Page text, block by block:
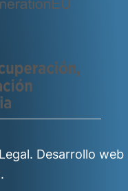
Desarrollo web